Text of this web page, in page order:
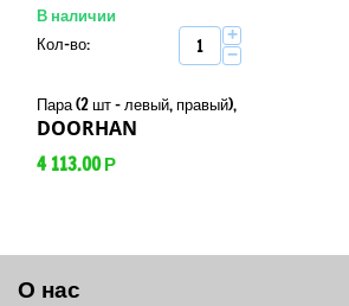
В наличии
Кол-во:
+
−
Пара (2 шт - левый, правый),
DOORHAN
4 113.00 Р
О нас